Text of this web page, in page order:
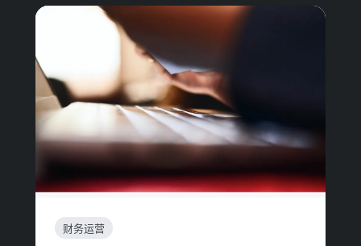
财务运营